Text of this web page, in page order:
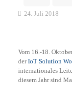
24. Juli 2018
Vom 16.-18.
derIoT Solution
internationales
diesem Jahr sind